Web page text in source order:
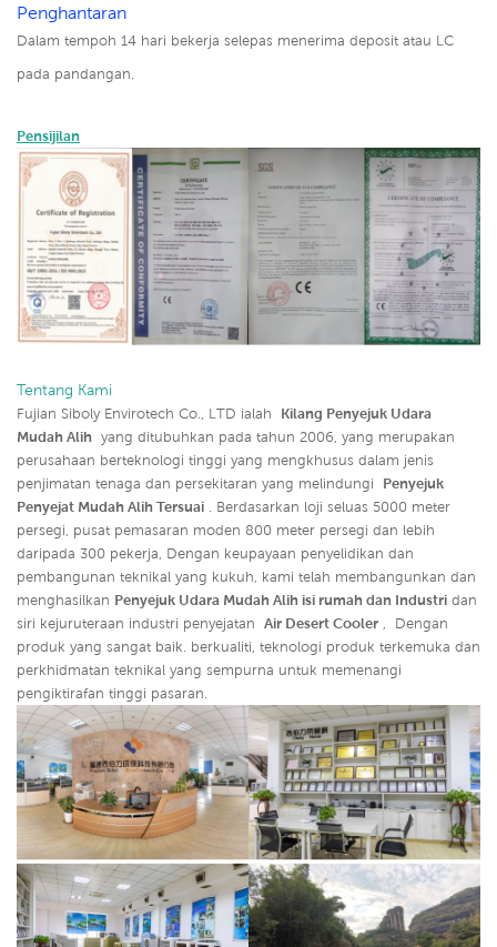
Penghantaran
Dalam tempoh 14 hari bekerja selepas menerima deposit atau LC
pada pandangan.
Pensijilan
Tentang Kami
Fujian Siboly Envirotech Co., LTD ialah Kilang Penyejuk Udara
Mudah Alih yang ditubuhkan pada tahun 2006, yang merupakan
perusahaan berteknologi tinggi yang mengkhusus dalam jenis
penjimatan tenaga dan persekitaran yang melindungi Penyejuk
Penyejat Mudah Alih Tersuai . Berdasarkan loji seluas 5000 meter
persegi, pusat pemasaran moden 800 meter persegi dan lebih
daripada 300 pekerja, Dengan keupayaan penyelidikan dan
pembangunan teknikal yang kukuh, kami telah membangunkan dan
menghasilkan Penyejuk Udara Mudah Alih isi rumah dan Industri dan
siri kejuruteraan industri penyejatan Air Desert Cooler
Dengan
produk yang sangat baik. berkualiti, teknologi produk terkemuka dan
perkhidmatan teknikal yang sempurna untuk memenangi
pengiktirafan tinggi pasaran.